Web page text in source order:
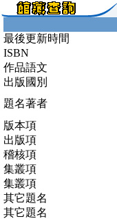
最後更新時間
ISBN
作品語文
出版國別
題名著者
版本項
出版項
稽核項
集叢項
集叢項
其它題名
其它題名